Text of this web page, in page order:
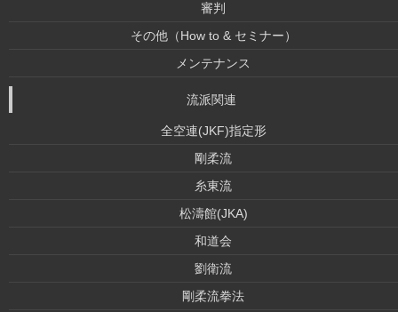
審判
その他（How to & セミナー）
メンテナンス
流派関連
全空連(JKF)指定形
剛柔流
糸東流
松濤館(JKA)
和道会
劉衛流
剛柔流拳法